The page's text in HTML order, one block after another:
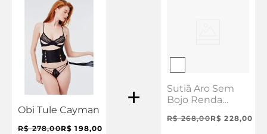
Obi Tule Cayman
R$ 278,00R$ 198,00
Sutiã Aro Sem
Bojo Renda
R$ 268,00R$ 228,00